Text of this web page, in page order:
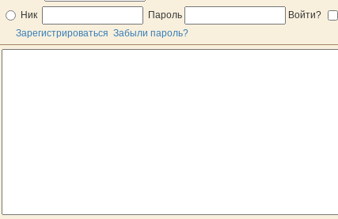
Ник Пароль
Войти?
Зарегистрироваться Забыли пароль?